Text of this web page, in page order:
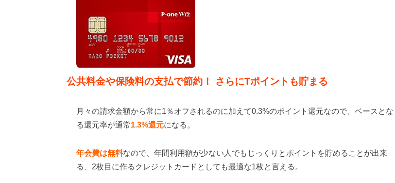
公共料金や保険料の支払で節約！ さらにTポイントも貯まる
月々の請求金額から常に1％オフされるのに加えて0.3%のポイント還元なので、ベースとな
る還元率が通常1.3%還元になる。
年会費は無料なので、年間利用額が少ない人でもじっくりとポイントを貯めることが出来
る、2枚目に作るクレジットカードとしても最適な1枚と言える。